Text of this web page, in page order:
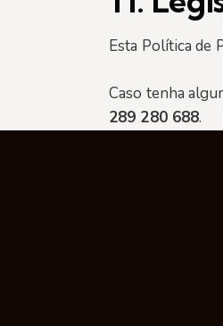
Esta Política de
Caso tenha
289 280 688.